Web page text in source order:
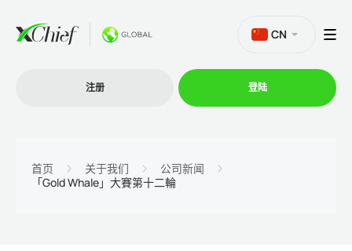
CN
注册 登陆
首页 关于我们
公司新闻
「Gold Whale」大賽第十二輪